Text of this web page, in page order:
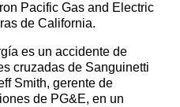
Pacific Gas and Electric
de California.
es un accidente de
cruzadas de Sanguinetti
Smith, gerente de
de PG&E, en un